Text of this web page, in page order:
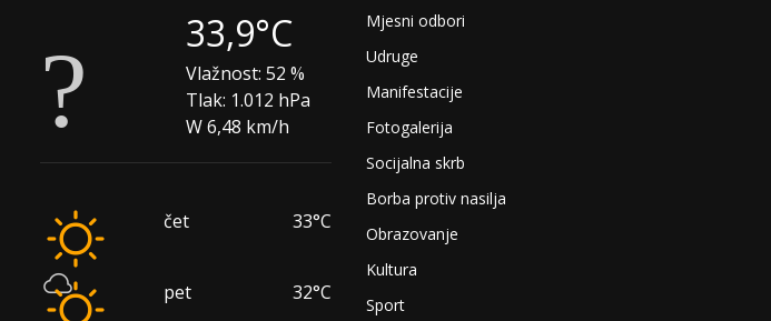
33,9°C
Vlažnost: 52 %
Tlak: 1.012 hPa
W 6,48 km/h
čet 33°C
pet 32°C
Mjesni odbori
Udruge
Manifestacije
Fotogalerija
Socijalna skrb
Borba protiv nasilja
Obrazovanje
Kultura
Sport